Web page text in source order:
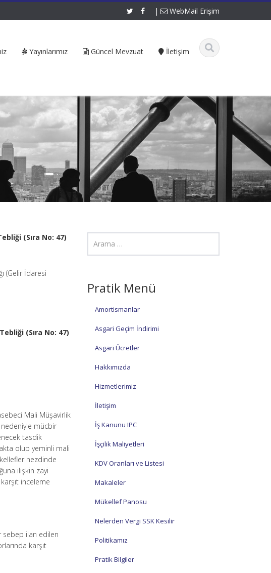
| WebMail Erişim
Yayınlarımız Güncel Mevzuat İletişim
(Sıra No: 47)
(Gelir İdaresi
(Sıra No: 47)
Mali Müşavirlik
mücbir
tasdik
olup yeminli mali
nezdinde
ilişkin zayi
inceleme
sebep ilan edilen
karşıt
Pratik Menü
Amortismanlar
Asgari Geçim İndirimi
Asgari Ücretler
Hakkımızda
Hizmetlerimiz
İletişim
İş Kanunu IPC
İşçilik Maliyetleri
KDV Oranları ve Listesi
Makaleler
Mükellef Panosu
Nelerden Vergi SSK Kesilir
Politikamız
Pratik Bilgiler